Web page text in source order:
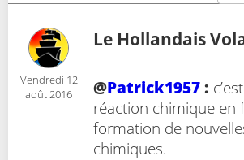
Vendredi 12
août 2016
Le Hollandais
@Patrick1957 :
réaction chimique en
formation de
chimiques.